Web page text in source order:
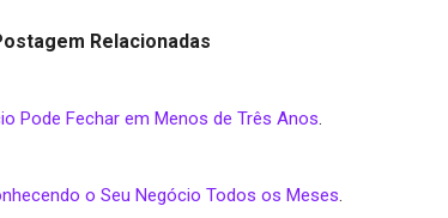
Relacionadas
Pode Fechar em Menos de Três Anos.
o Seu Negócio Todos os Meses.